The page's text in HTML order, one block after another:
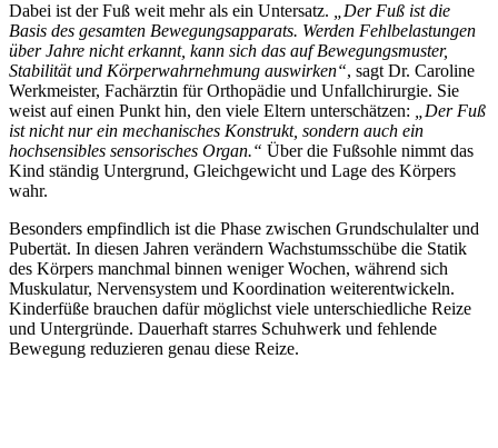
Dabei ist der Fuß weit mehr als ein Untersatz. „Der Fuß ist die
Basis des gesamten Bewegungsapparats. Werden Fehlbelastungen
über Jahre nicht erkannt, kann sich das auf Bewegungsmuster,
Stabilität und Körperwahrnehmung auswirken“, sagt Dr. Caroline
Werkmeister, Fachärztin für Orthopädie und Unfallchirurgie. Sie
weist auf einen Punkt hin, den viele Eltern unterschätzen: „Der Fuß
ist nicht nur ein mechanisches Konstrukt, sondern auch ein
hochsensibles sensorisches Organ.“ Über die Fußsohle nimmt das
Kind ständig Untergrund, Gleichgewicht und Lage des Körpers
wahr.
Besonders empfindlich ist die Phase zwischen Grundschulalter und
Pubertät. In diesen Jahren verändern Wachstumsschübe die Statik
des Körpers manchmal binnen weniger Wochen, während sich
Muskulatur, Nervensystem und Koordination weiterentwickeln.
Kinderfüße brauchen dafür möglichst viele unterschiedliche Reize
und Untergründe. Dauerhaft starres Schuhwerk und fehlende
Bewegung reduzieren genau diese Reize.